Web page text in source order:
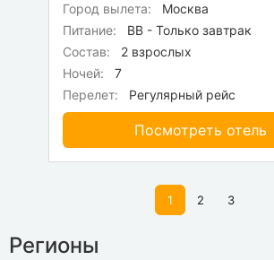
Город вылета:
Москва
Питание:
BB - Только завтрак
Состав:
2 взрослых
Ночей:
7
Перелет:
Регулярный рейс
Посмотреть отель
1 2 3
Регионы